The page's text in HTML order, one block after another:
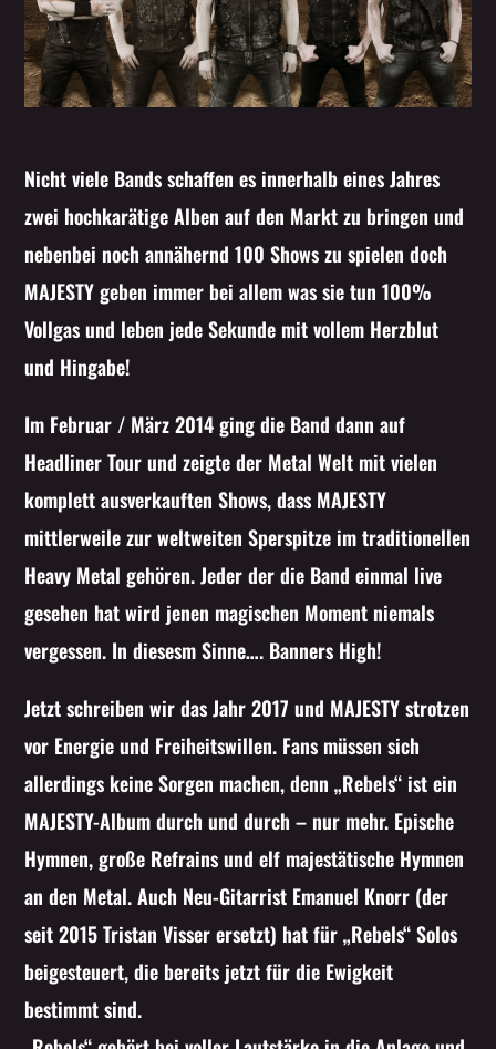
Nicht viele Bands schaffen es innerhalb eines Jahres
zwei hochkarätige Alben auf den Markt zu bringen und
nebenbei noch annähernd 100 Shows zu spielen doch
MAJESTY geben immer bei allem was sie tun 100%
Vollgas und leben jede Sekunde mit vollem Herzblut
und Hingabe!
Im Februar / März 2014 ging die Band dann auf
Headliner Tour und zeigte der Metal Welt mit vielen
komplett ausverkauften Shows, dass MAJESTY
mittlerweile zur weltweiten Sperspitze im traditionellen
Heavy Metal gehören. Jeder der die Band einmal live
gesehen hat wird jenen magischen Moment niemals
vergessen. In diesesm Sinne…. Banners High!
Jetzt schreiben wir das Jahr 2017 und MAJESTY strotzen
vor Energie und Freiheitswillen. Fans müssen sich
allerdings keine Sorgen machen, denn „Rebels“ ist ein
MAJESTY-Album durch und durch – nur mehr. Epische
Hymnen, große Refrains und elf majestätische Hymnen
an den Metal. Auch Neu-Gitarrist Emanuel Knorr (der
seit 2015 Tristan Visser ersetzt) hat für „Rebels“ Solos
beigesteuert, die bereits jetzt für die Ewigkeit
bestimmt sind.